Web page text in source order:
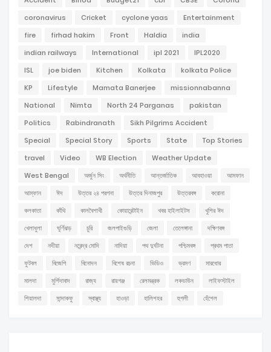
coronavirus
Cricket cyclone yaas
Entertainment
fire
firhad hakim Front Haldia
india
indian railways
International ipl 2021
IPL2020
ISL
joe biden Kitchen Kolkata
kolkata Police
KP
Lifestyle Mamata Banerjee
missionnabanna
National
Nimta North 24 Parganas
pakistan
Politics
Rabindranath
Sikh Pilgrims Accident
Special
Special Story Sports State
Top Stories
travel
Video WB Election
Weather Update
West Bengal
অর্জুন সিং অর্থনীতি আন্তর্জাতিক আবহাওয়া
আমফান
আম্ফান
ঈদ উত্তর ২৪ পরগনা উত্তর দিনাজপুর উত্তরবঙ্গ
করোনা
কলকাতা
কাঁথি কালবৈশাখী কোয়ারেন্টাইন খবর হাইলাইটস
খুশির ঈদ
খেলাধুলা
ঘূর্ণিঝড় চুরি জলপাইগুড়ি জেলা তেলেঙ্গানা
দক্ষিণবঙ্গ
দেশ
নদীয়া নরেন্দ্র মোদি নাদিয়া পথ দুর্ঘটনা পশ্চিমবঙ্গ
প্রথম পাতা
ফুটবল
বিজেপি বিনোদন বিশেষ রচনা ভিডিও ভ্রমণ
মারধোর
মালদা
মুর্শিদাবাদ রাজ্য রায়গঞ্জ রেলমন্ত্রক লকডাউন
লাইফস্টাইল
শিয়ালদা
সান্দাকফু স্বাস্থ্য হাওড়া হালিশহর হুগলী হেঁশেল